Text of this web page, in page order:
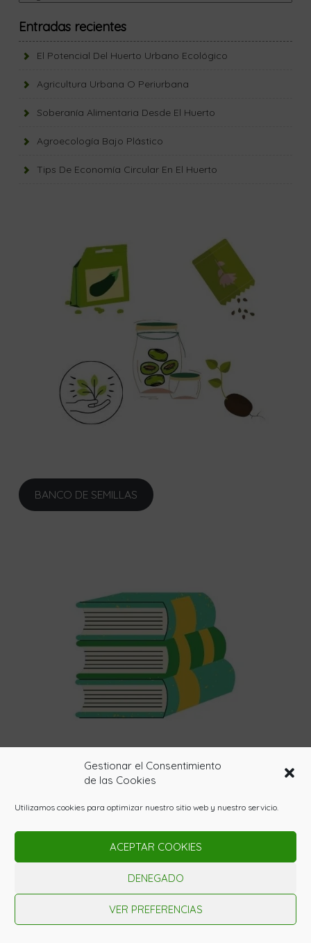
Gestionar el Consentimiento
de las Cookies
Utilizamos cookies para optimizar nuestro sitio web y nuestro servicio.
ACEPTAR COOKIES
DENEGADO
VER PREFERENCIAS
Entradas recientes
El Potencial Del Huerto Urbano Ecológico
Agricultura Urbana O Periurbana
Soberanía Alimentaria Desde El Huerto
Agroecología Bajo Plástico
Tips De Economía Circular En El Huerto
BANCO DE SEMILLAS
BIBLIOTECA AGROECOLÓGICA